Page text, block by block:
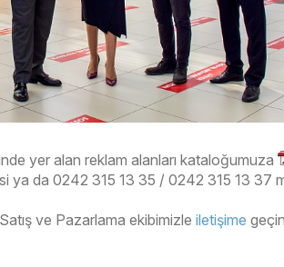
yer alan reklam alanları kataloğumuza
da 0242 315 13 35 / 0242 315 13 37
ve Pazarlama ekibimizle iletişime